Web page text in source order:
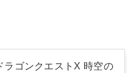
ラゴンクエストX 時空の